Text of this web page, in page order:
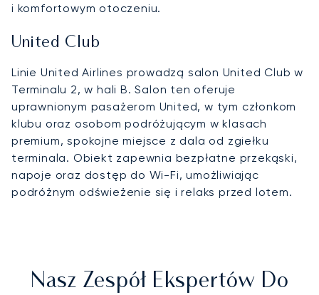
i komfortowym otoczeniu.
United Club
Linie United Airlines prowadzą salon United Club w
Terminalu 2, w hali B. Salon ten oferuje
uprawnionym pasażerom United, w tym członkom
klubu oraz osobom podróżującym w klasach
premium, spokojne miejsce z dala od zgiełku
terminala. Obiekt zapewnia bezpłatne przekąski,
napoje oraz dostęp do Wi-Fi, umożliwiając
podróżnym odświeżenie się i relaks przed lotem.
Nasz Zespół Ekspertów Do